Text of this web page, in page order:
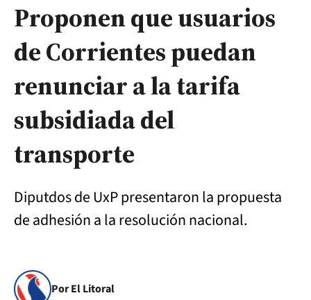
Proponen que usuarios
de Corrientes puedan
renunciar a la tarifa
subsidiada del
transporte
Diputdos de UxP presentaron la propuesta
de adhesión a la resolución nacional.
Por El Litoral